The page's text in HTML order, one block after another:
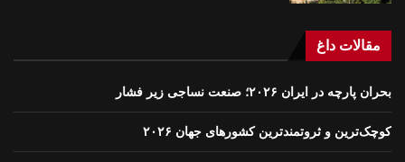
مقالات داغ
بحران پارچه در ایران ۲۰۲۶؛ صنعت نساجی زیر فشار
کوچک‌ترین و ثروتمندترین کشورهای جهان ۲۰۲۶